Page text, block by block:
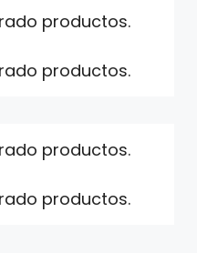
productos.
productos.
productos.
productos.